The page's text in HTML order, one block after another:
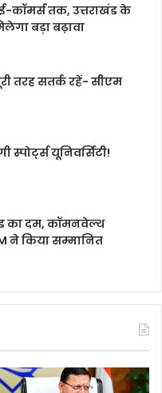
कॉमर्स तक, उत्तराखंड के
बड़ा बढ़ावा
तरह सतर्क रहें- सीएम
स्पोर्ट्स यूनिवर्सिटी!
का दम, कॉमनवेल्थ
ने किया सम्मानित